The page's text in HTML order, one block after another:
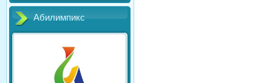
Абилимпикс